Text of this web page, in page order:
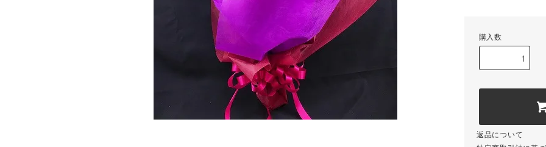
購入数
返品について